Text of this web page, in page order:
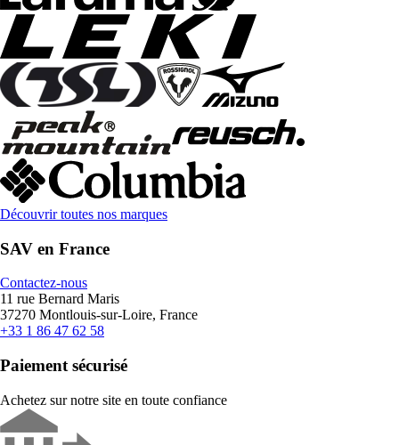
Découvrir toutes nos marques
SAV en France
Contactez-nous
11 rue Bernard Maris
37270 Montlouis-sur-Loire, France
+33 1 86 47 62 58
Paiement sécurisé
Achetez sur notre site en toute confiance